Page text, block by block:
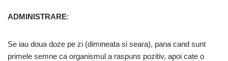
ADMINISTRARE:
Se iau doua doze pe zi (dimineata si seara), pana cand sunt
primele semne ca organismul a raspuns pozitiv, apoi cate o